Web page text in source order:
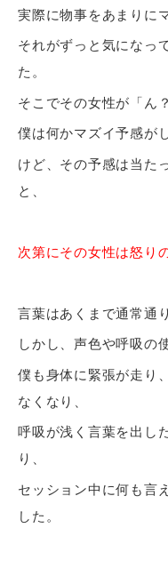
実際に物事をあまりに
それがずっと気になっ
た。
そこでその女性が「ん
僕は何かマズイ予感が
けど、その予感は当た
と、
次第にその女性は怒り
言葉はあくまで通常通
しかし、声色や呼吸の
僕も身体に緊張が走り
なくなり、
呼吸が浅く言葉を出し
り、
セッション中に何も言
した。